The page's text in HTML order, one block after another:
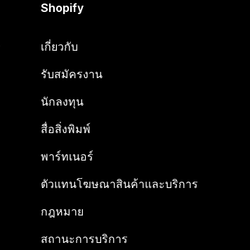
Shopify
เกี่ยวกับ
รับสมัครงาน
นักลงทุน
สื่อสิ่งพิมพ์
พาร์ทเนอร์
ตัวแทนโฆษณาสินค้าและบริการ
กฎหมาย
สถานะการบริการ